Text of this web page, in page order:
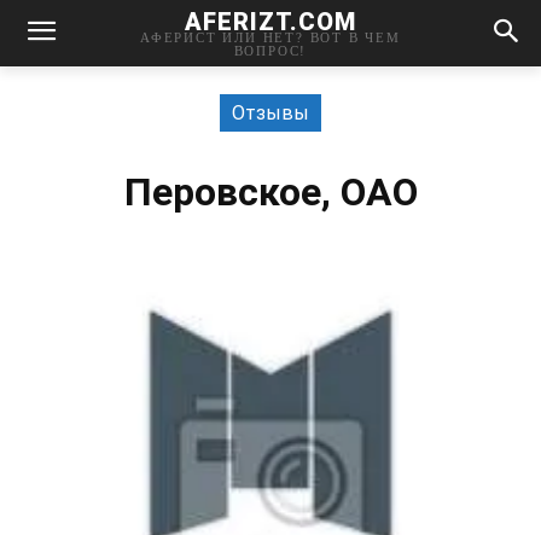
AFERIZT.COM
АФЕРИСТ ИЛИ НЕТ? ВОТ В ЧЕМ
ВОПРОС!
Отзывы
Перовское, ОАО